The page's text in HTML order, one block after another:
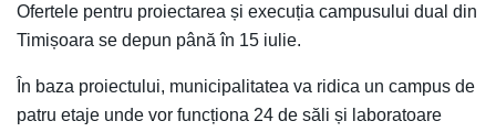
Ofertele pentru proiectarea și execuția campusului dual din
Timișoara se depun până în 15 iulie.
În baza proiectului, municipalitatea va ridica un campus de
patru etaje unde vor funcționa 24 de săli și laboratoare